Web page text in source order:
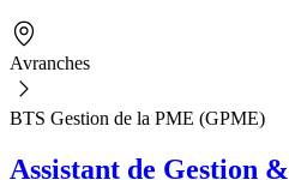
Avranches
BTS Gestion de la PME (GPME)
Assistant de Gestion